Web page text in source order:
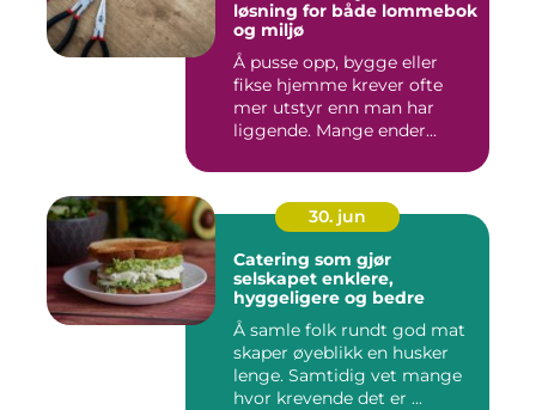
løsning for både lommebok
og miljø
Å pusse opp, bygge eller
fikse hjemme krever ofte
mer utstyr enn man har
liggende. Mange ender...
30. jun
Catering som gjør
selskapet enklere,
hyggeligere og bedre
Å samle folk rundt god mat
skaper øyeblikk en husker
lenge. Samtidig vet mange
hvor krevende det er ...